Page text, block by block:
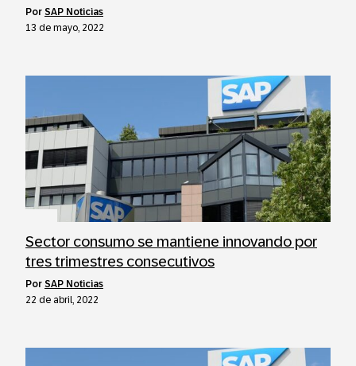
por SAP Noticias
13 de mayo, 2022
Sector consumo se mantiene innovando por
tres trimestres consecutivos
por SAP Noticias
22 de abril, 2022